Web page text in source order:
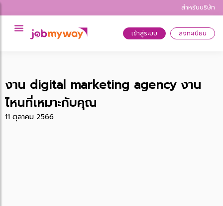
สำหรับบริษัท
เข้าสู่ระบบ ลงทะเบียน
งาน digital marketing agency งาน
ไหนที่เหมาะกับคุณ
11 ตุลาคม 2566